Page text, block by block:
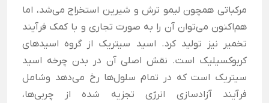
مرکباتی همچون لیمو ترش و شیرین استخراج می‌شد، اما
هم‌اکنون می‌توان آن را به صورت تجاری و با کمک فرآیند
تخمیر نیز تولید کرد. اسید سیتریک از گروه اسیدهای
کربوکسیلیک است. نقش اصلی آن در بدن چرخه اسید
سیتریک است كه در تمام سلول‌ها رخ می‌دهد وشامل
فرآیند آزادسازی انرژی تجزیه شده از چربی‌ها،